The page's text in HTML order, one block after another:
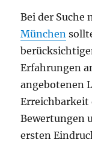
Bei der Suche
München
Erfahrungen
angebotenen
Erreichbarkeit
Bewertungen
ersten